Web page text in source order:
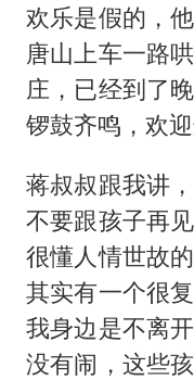
欢乐是假的，
唐山上车一路
庄，已经到了
锣鼓齐鸣，欢迎
蒋叔叔跟我讲
不要跟孩子再
很懂人情世故
其实有一个很
我身边是不离
没有闹，这些